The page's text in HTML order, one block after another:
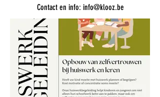
Contact en info: info@klooz.be